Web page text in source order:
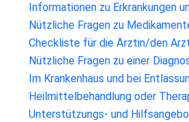
Informationen zu Erkrankungen
Nützliche Fragen zu
Checkliste für die Ärztin/den
Nützliche Fragen zu einer
Im Krankenhaus und bei
Heilmittelbehandlung oder
Unterstützungs- und